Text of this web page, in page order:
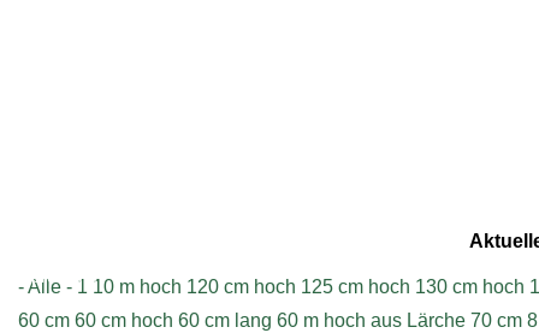
- Alle - 1 10 m hoch 120 cm hoch 125 cm hoch 130 cm hoch
60 cm 60 cm hoch 60 cm lang 60 m hoch aus Lärche 70 cm
Impressum